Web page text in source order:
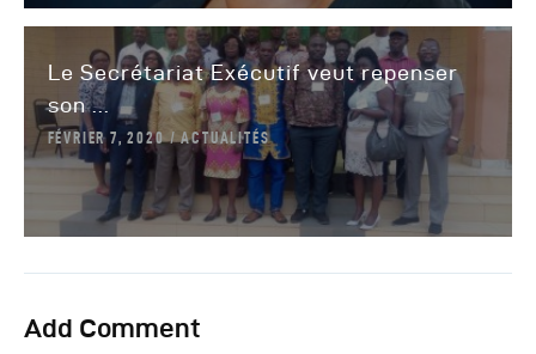
Le Secrétariat Exécutif veut repenser
son ...
FÉVRIER 7, 2020 ACTUALITÉS
Add Comment